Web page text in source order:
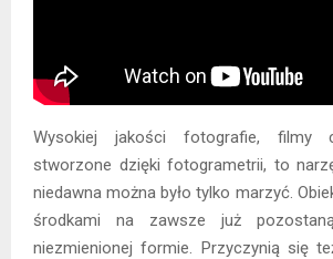
Wysokiej jakości fotografie, filmy
stworzone dzięki fotogrametrii, to
niedawna można było tylko marzyć.
środkami na zawsze już
niezmienionej formie. Przyczynią się